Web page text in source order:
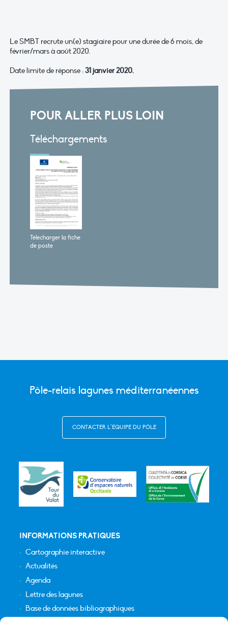
Le SMBT recrute un(e) stagiaire pour une durée de 6 mois, de
février/mars à août 2020.
Date limite de réponse :31 janvier 2020.
POUR ALLER PLUS LOIN
Téléchargements
Télécharger la fiche
de poste
Pôle-relais lagunes méditerranéennes
CONTACTER L’ÉQUIPE DU PÔLE
INFORMATIONS PRATIQUES
Cartographie interactive
Actualités
Agenda
Lettre des lagunes
Base de données bibliographiques